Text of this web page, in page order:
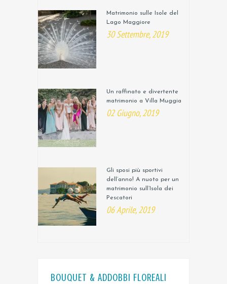
Matrimonio sulle Isole del
Lago Maggiore
30 Settembre, 2019
Un raffinato e divertente
matrimonio a Villa Muggia
02 Giugno, 2019
Gli sposi più sportivi
dell’anno! A nuoto per un
matrimonio sull’Isola dei
Pescatori
06 Aprile, 2019
BOUQUET & ADDOBBI FLOREALI